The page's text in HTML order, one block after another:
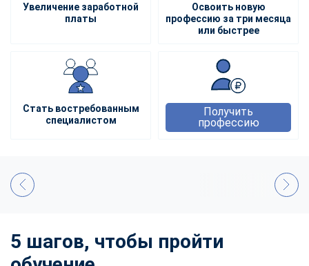
Увеличение заработной
платы
Освоить новую
профессию за три месяца
или быстрее
Стать востребованным
специалистом
Получить
профессию
5 шагов, чтобы пройти